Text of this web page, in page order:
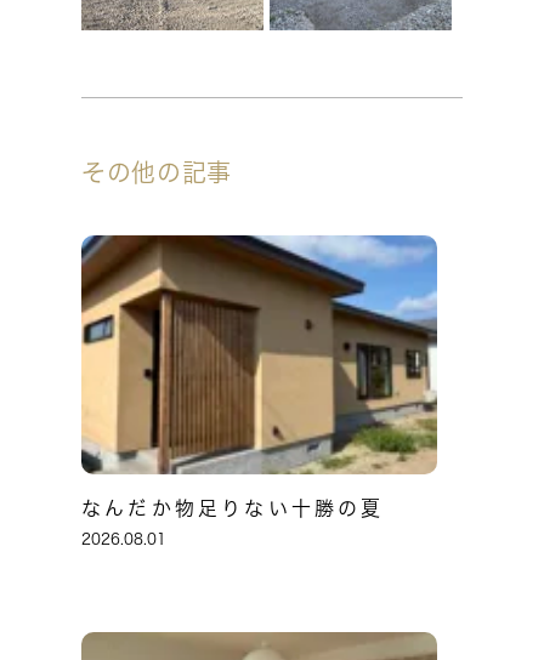
その他の記事
なんだか物足りない十勝の夏
2026.08.01